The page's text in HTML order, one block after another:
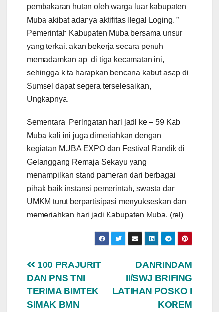
pembakaran hutan oleh warga luar kabupaten
Muba akibat adanya aktifitas Ilegal Loging. ”
Pemerintah Kabupaten Muba bersama unsur
yang terkait akan bekerja secara penuh
memadamkan api di tiga kecamatan ini,
sehingga kita harapkan bencana kabut asap di
Sumsel dapat segera terselesaikan,
Ungkapnya.
Sementara, Peringatan hari jadi ke – 59 Kab
Muba kali ini juga dimeriahkan dengan
kegiatan MUBA EXPO dan Festival Randik di
Gelanggang Remaja Sekayu yang
menampilkan stand pameran dari berbagai
pihak baik instansi pemerintah, swasta dan
UMKM turut berpartisipasi menyukseskan dan
memeriahkan hari jadi Kabupaten Muba. (rel)
Navigasi
pos
DANRINDAM
II/SWJ BRIFING
LATIHAN POSKO I
KOREM
100 PRAJURIT
DAN PNS TNI
TERIMA BIMTEK
SIMAK BMN